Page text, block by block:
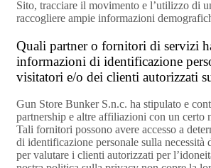
Sito, tracciare il movimento e l’utilizzo di
raccogliere ampie informazioni
Quali partner o fornitori di servizi
informazioni di identificazione
visitatori e/o dei clienti autorizzati
Gun Store Bunker S.n.c. ha stipulato e
partnership e altre affiliazioni con un certo
Tali fornitori possono avere accesso a
di identificazione personale sulla necessità
per valutare i clienti autorizzati per